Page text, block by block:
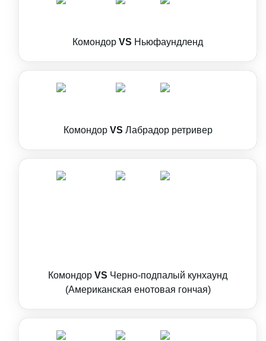
Комондор VS Ньюфаундленд
Комондор VS Лабрадор ретривер
Комондор VS Черно-подпалый кунхаунд
(Американская енотовая гончая)